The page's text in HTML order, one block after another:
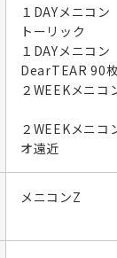
１DAYメニコ
トーリック
１DAYメニコン
DearTEAR 90
２WEEKメニ
２WEEKメニ
オ遠近
メニコンZ